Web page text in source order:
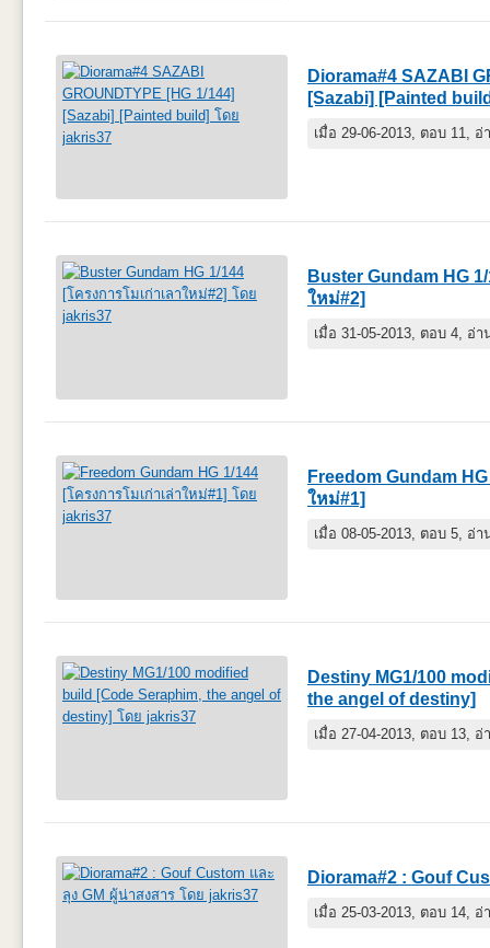
Diorama#4 SAZABI
[Sazabi] [Painted
เมื่อ 29-06-2013, ตอบ 11, อ่
Buster Gundam HG
ใหม่#2]
เมื่อ 31-05-2013, ตอบ 4, อ่า
Freedom Gundam
ใหม่#1]
เมื่อ 08-05-2013, ตอบ 5, อ่า
Destiny MG1/100
the angel of destiny]
เมื่อ 27-04-2013, ตอบ 13, อ่
Diorama#2 : Gouf
เมื่อ 25-03-2013, ตอบ 14, อ่